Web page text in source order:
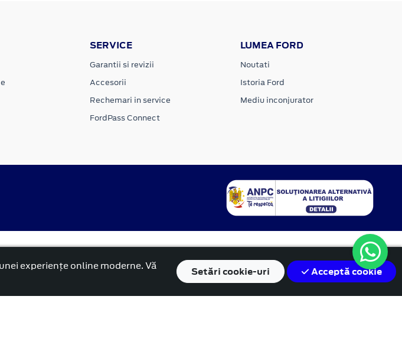
SERVICE
Garantii si revizii
Accesorii
Rechemari in service
FordPass Connect
LUMEA FORD
Noutati
Istoria Ford
Mediu inconjurator
experiențe online moderne. Vă
Setăricookie-uri Acceptă cookie